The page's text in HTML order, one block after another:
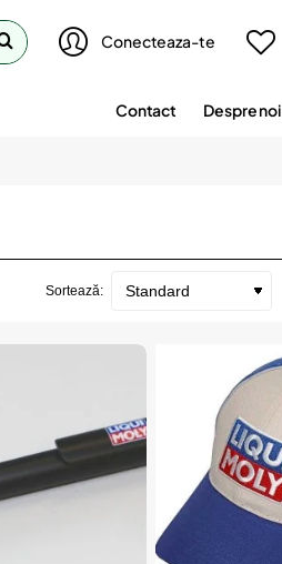
Conecteaza-te
Contact Despre noi
Sortează: